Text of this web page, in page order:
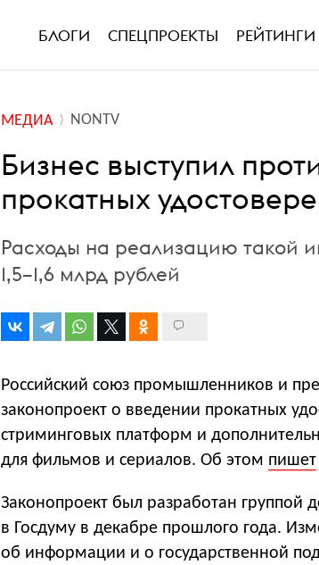
БЛОГИ СПЕЦПРОЕКТЫ РЕЙТИНГИ
МЕДИА NONTV
Бизнес выступил
прокатных
Расходы на реализацию такой
1,5–1,6 млрд рублей
Российский союз промышленников и
законопроект о введении прокатных
стриминговых платформ и
для фильмов и сериалов. Об этом пишет
Законопроект был разработан группой
в Госдуму в декабре прошлого года.
об информации и о государственной